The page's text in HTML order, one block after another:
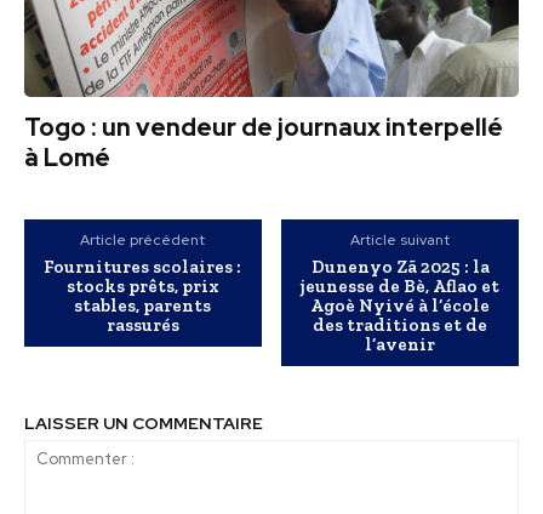
Togo : un vendeur de journaux interpellé
à Lomé
Article précédent
Fournitures scolaires :
stocks prêts, prix
stables, parents
rassurés
Article suivant
Dunenyo Zã 2025 : la
jeunesse de Bè, Aflao et
Agoè Nyivé à l’école
des traditions et de
l’avenir
LAISSER UN COMMENTAIRE